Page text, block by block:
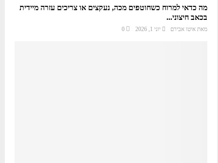
מה כדאי למרוח כשחוטפים מכה, נעקצים או צריכים עזרה מיידית
בכאב חיצוני...
מאת איטו אבירם יוני 1, 2026 0